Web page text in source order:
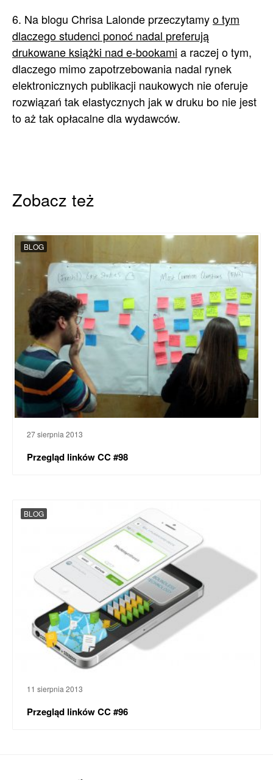
6. Na blogu Chrisa Lalonde przeczytamyo tym
dlaczego studenci ponoć nadal preferują
drukowane książki nad e-bookami a raczej o tym,
dlaczego mimo zapotrzebowania nadal rynek
elektronicznych publikacji naukowych nie oferuje
rozwiązań tak elastycznych jak w druku bo nie jest
to aż tak opłacalne dla wydawców.
Zobacz też
BLOG
27 sierpnia 2013
Przegląd linków CC #98
BLOG
11 sierpnia 2013
Przegląd linków CC #96